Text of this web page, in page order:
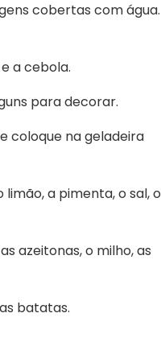
cobertas com água.
a cebola.
para decorar.
coloque na geladeira
a pimenta, o sal, o
azeitonas, o milho, as
batatas.